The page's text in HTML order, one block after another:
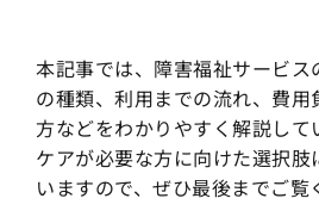
本記事では、障害福祉サービス
の種類、利用までの流れ、費用
方などをわかりやすく解説して
ケアが必要な方に向けた選択肢
いますので、ぜひ最後までご覧